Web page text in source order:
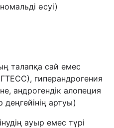
өсуі)
талапқа сай емес
гиперандрогения
андрогендік алопеция
артуы)
ауыр емес түрі